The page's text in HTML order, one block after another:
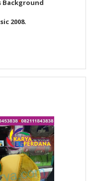
Background
2008.